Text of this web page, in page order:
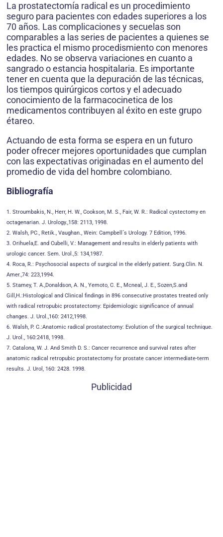
La prostatectomía radical es un procedimiento
seguro para pacientes con edades superiores a los
70 años. Las complicaciones y secuelas son
comparables a las series de pacientes a quienes se
les practica el mismo procedismiento con menores
edades. No se observa variaciones en cuanto a
sangrado o estancia hospitalaria. Es importante
tener en cuenta que la depuración de las técnicas,
los tiempos quirúrgicos cortos y el adecuado
conocimiento de la farmacocinetica de los
medicamentos contribuyen al éxito en este grupo
étareo.
Actuando de esta forma se espera en un futuro
poder ofrecer mejores oportunidades que cumplan
con las expectativas originadas en el aumento del
promedio de vida del hombre colombiano.
Bibliografía
1. Stroumbakis, N., Herr, H. W., Cookson, M. S., Fair, W. R.: Radical cystectomy en
octagenarian. J. Urology.,158: 2113, 1998.
2. Walsh, PC., Retik., Vaughan., Wein: Campbell´s Urology. 7 Edition, 1996.
3. Orihuela,E. and Cubelli, V.: Management and results in elderly patients with
urologic cancer. Sem. Urol.,5: 134,1987.
4. Roca, R.: Psychosocial aspects of surgical in the elderly patient. Surg.Clin. N.
Amer.,74: 223,1994.
5. Stamey, T. A.,Donaldson, A. N., Yemoto, C. E., Mcneal, J. E., Sozen,S.and
Gill,H.:Histological and Clinical findings in 896 consecutive prostates treated only
with radical retropubic prostatectomy: Epidemiologic significance of annual
changes. J. Urol.,160: 2412,1998.
6. Walsh, P. C.:Anatomic radical prostatectomy: Evolution of the surgical technique.
J. Urol., 160:2418, 1998.
7. Catalona, W. J. And Smith D. S.: Cancer recurrence and survival rates after
anatomic radical retropubic prostatectomy for prostate cancer intermediate-term
results. J. Urol, 160: 2428. 1998.
Publicidad